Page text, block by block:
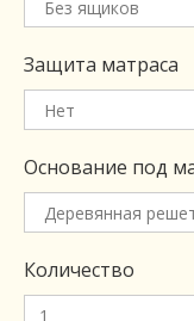
Защита матраса
Основание под
Количество